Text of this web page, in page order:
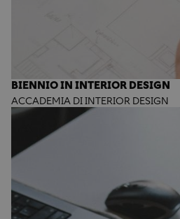
BIENNIO IN INTERIOR DESIGN
ACCADEMIA DI INTERIOR DESIGN